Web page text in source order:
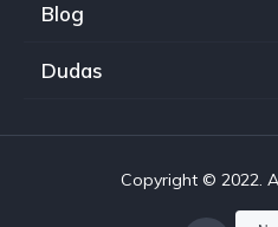
Blog
Dudas
Copyright © 2022.